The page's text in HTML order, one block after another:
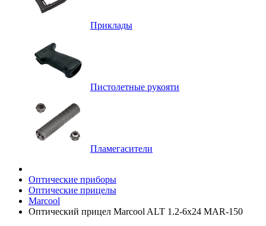
Приклады
Пистолетные рукояти
Пламегасители
Оптические приборы
Оптические прицелы
Marcool
Оптический прицел Marcool ALT 1.2-6x24 MAR-150